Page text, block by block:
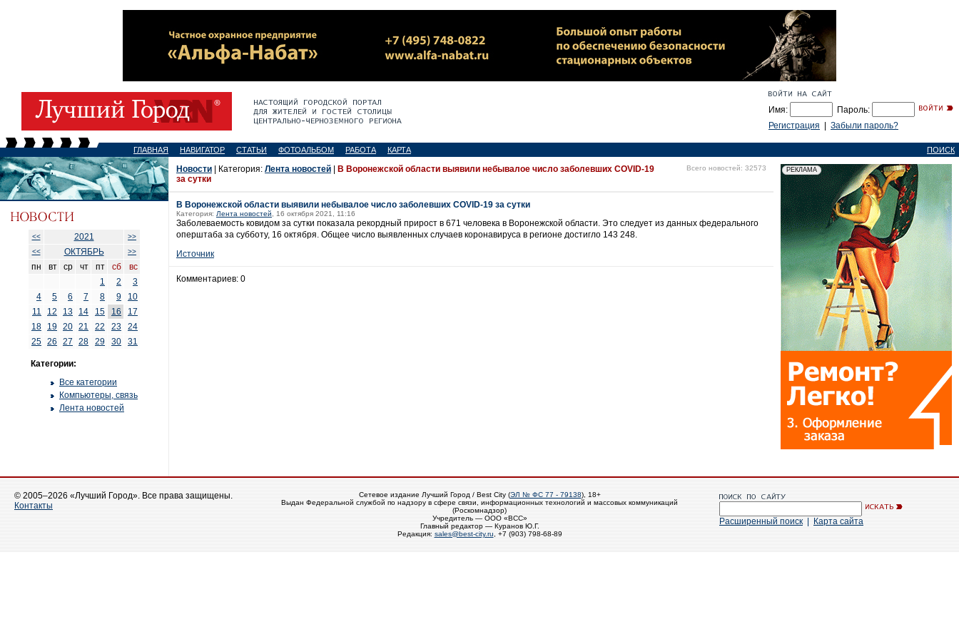
Имя:
Пароль:
Регистрация
Забыли пароль?
ГЛАВНАЯ НАВИГАТОР СТАТЬИ ФОТОАЛЬБОМ РАБОТА КАРТА ПОИСК
<< 2021
>>
<<
ОКТЯБРЬ >>
пн вт ср чт пт сб
вс
1
2
3
4
5 6 7 8 9
10
11
12 13 14 15 16
17
18
19 20 21 22 23
24
25 26 27 28 29 30 31
Категории:
Все категории
Компьютеры, связь
Лента новостей
Новости | Категория: Лента новостей
В Воронежской области выявили небывалое число заболевших COVID-19
за сутки
Всего новостей: 32573
В Воронежской области выявили небывалое число заболевших COVID-19 за сутки
Категория: Лента новостей , 16 октября 2021, 11:16
Заболеваемость ковидом за сутки показала рекордный прирост в 671 человека в Воронежской области. Это следует из данных федерального
оперштаба за субботу, 16 октября. Общее число выявленных случаев коронавируса в регионе достигло 143 248.
Источник
Комментариев: 0
© 2005–2026 «Лучший Город». Все права защищены.
Контакты
Сетевое издание Лучший Город / Best City (ЭЛ № ФС 77 - 79138), 18+
Выдан Федеральной службой по надзору в сфере связи, информационных технологий и массовых коммуникаций
(Роскомнадзор)
Учредитель — ООО «ВСС»
Главный редактор — Куранов Ю.Г.
Редакция: sales@best-city.ru , +7 (903) 798-68-89
Расширенный поиск Карта сайта